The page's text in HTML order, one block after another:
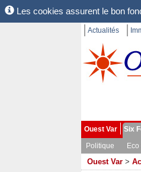
Les cookies assurent le bon
Actualités
Ouest Var Six
Politique
Ouest Var >